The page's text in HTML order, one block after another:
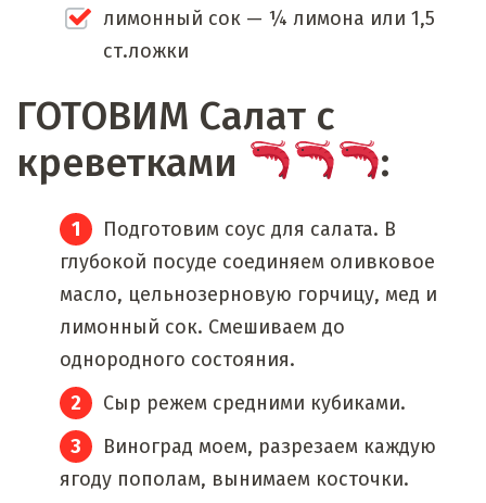
лимонный сок — ¼ лимона или 1,5
ст.ложки
ГОТОВИМ Салат с
креветками
:
Подготовим соус для салата. В
глубокой посуде соединяем оливковое
масло, цельнозерновую горчицу, мед и
лимонный сок. Смешиваем до
однородного состояния.
Сыр режем средними кубиками.
Виноград моем, разрезаем каждую
ягоду пополам, вынимаем косточки.